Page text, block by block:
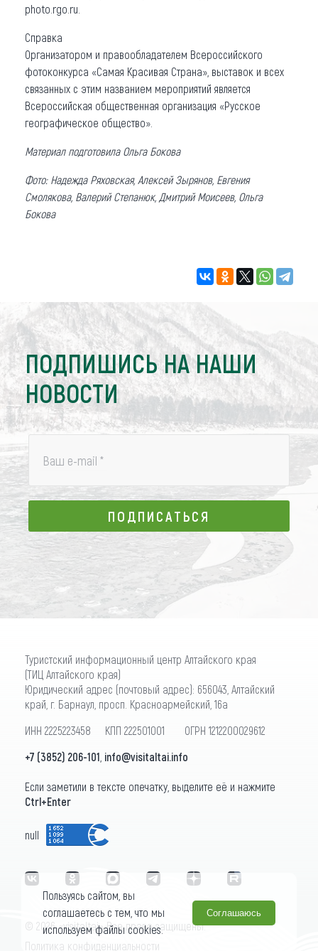
photo.rgo.ru.
Справка
Организатором и правообладателем Всероссийского
фотоконкурса «Самая Красивая Страна», выставок и всех
связанных с этим названием мероприятий является
Всероссийская общественная организация «Русское
географическое общество».
Материал подготовила Ольга Бокова
Фото: Надежда Ряховская, Алексей Зырянов, Евгения
Смолякова, Валерий Степанюк, Дмитрий Моисеев, Ольга
Бокова
ПОДПИШИСЬ НА НАШИ
НОВОСТИ
Ваш e-mail *
ПОДПИСАТЬСЯ
ПОДПИСАТЬСЯ
Туристский информационный центр Алтайского края
(ТИЦ Алтайского края)
Юридический адрес (почтовый адрес): 656043, Алтайский
край, г. Барнаул, просп. Красноармейский, 16а
ИНН 2225223458 КПП 222501001 ОГРН 1212200029612
+7 (3852) 206-101 info@visitaltai.info
Если заметили в тексте опечатку, выделите её и нажмите
Ctrl+Enter
null
© 2026 «visitaltai» Все права защищены.
Политика конфиденциальности
Пользуясь сайтом, вы
соглашаетесь с тем, что мы
используем файлы cookies.
Соглашаюсь